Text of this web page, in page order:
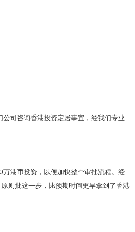
司咨询香港投资定居事宜，经我们专业
港币投资，以便加快整个审批流程。经
则批这一步，比预期时间更早拿到了香港